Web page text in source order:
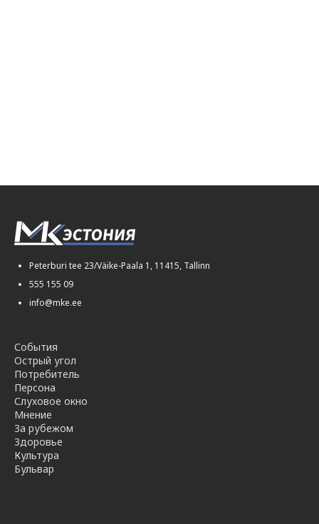
Peterburi tee 23/Väike-Paala 1, 11415, Tallinn
555 155 09
info@mke.ee
События
Острый угол
Потребитель
Персона
Слуховое окно
Мнение
За рубежом
Здоровье
Культура
Бульвар